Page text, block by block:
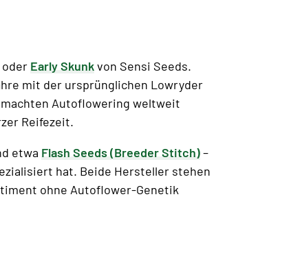
oder Early Skunkvon Sensi Seeds.
mit der ursprünglichen Lowryder
machten Autoflowering weltweit
Reifezeit.
etwa Flash Seeds (Breeder Stitch)–
hat. Beide Hersteller stehen
ohne Autoflower-Genetik